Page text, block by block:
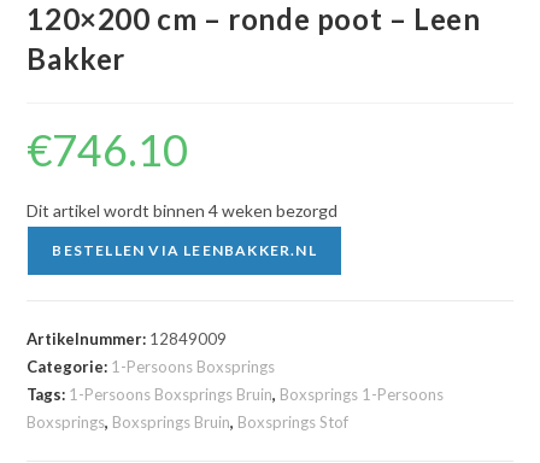
120×200 cm – ronde poot – Leen
Bakker
€746.10
Dit artikel wordt binnen 4 weken bezorgd
BESTELLEN VIA LEENBAKKER.NL
Artikelnummer: 12849009
Categorie: 1-Persoons Boxsprings
Tags: 1-Persoons Boxsprings Bruin, Boxsprings 1-Persoons
Boxsprings, Boxsprings Bruin, Boxsprings Stof